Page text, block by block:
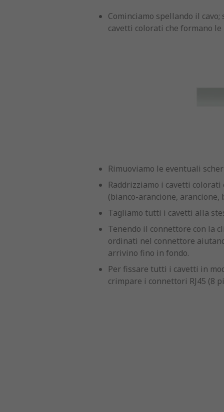
Cominciamo spellando il
cavetti colorati che formano
Rimuoviamo le eventuali
Raddrizziamo i cavetti
(bianco-arancione,
Tagliamo tutti i cavetti alla
Tenendo il connettore con la
ordinati nel connettore
arrivino fino in fondo.
Per fissare tutti i cavetti in
crimpare i connettori RJ45 (8